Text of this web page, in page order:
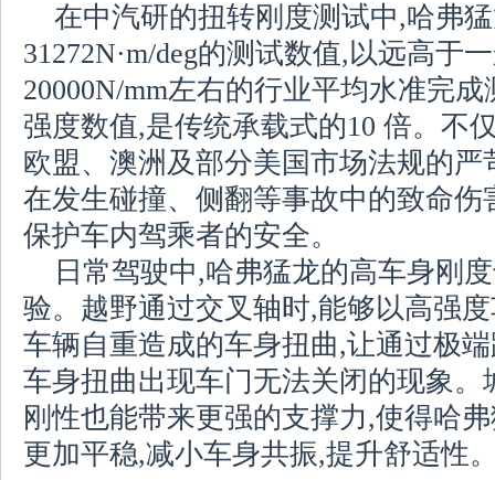
在中汽研的扭转刚度测试中,哈弗
31272N·m/deg的测试数值,以远高于
20000N/mm左右的行业平均水准完
强度数值,是传统承载式的10 倍。不
欧盟、澳洲及部分美国市场法规的
在发生碰撞、侧翻等事故中的致命
保护车内驾乘者的安全。
日常驾驶中,哈弗猛龙的高车身刚
验。越野通过交叉轴时,能够以高强
车辆自重造成的车身扭曲,让通过极
车身扭曲出现车门无法关闭的现象
刚性也能带来更强的支撑力,使得哈
更加平稳,减小车身共振,提升舒适性